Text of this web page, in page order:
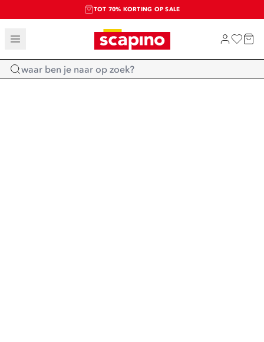
TOT 70% KORTING OP SALE
SALE: LAATSTE KANS!
SHOP NIEUW
Home